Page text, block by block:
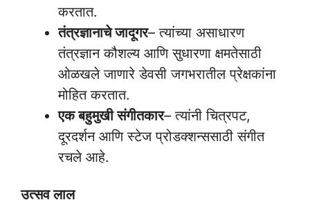
करतात.
तंत्रज्ञानाचे जादूगर– त्यांच्या असाधारण
तंत्रज्ञान कौशल्य आणि सुधारणा क्षमतेसाठी
ओळखले जाणारे डेवसी जगभरातील प्रेक्षकांना
मोहित करतात.
एक बहुमुखी संगीतकार– त्यांनी चित्रपट,
दूरदर्शन आणि स्टेज प्रोडक्शन्ससाठी संगीत
रचले आहे.
उत्सव लाल